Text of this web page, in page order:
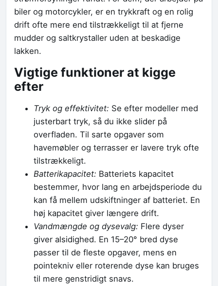
biler og motorcykler, er en trykkraft og en rolig
drift ofte mere end tilstrækkeligt til at fjerne
mudder og saltkrystaller uden at beskadige
lakken.
Vigtige funktioner at kigge
efter
Tryk og effektivitet: Se efter modeller med
justerbart tryk, så du ikke slider på
overfladen. Til sarte opgaver som
havemøbler og terrasser er lavere tryk ofte
tilstrækkeligt.
Batterikapacitet: Batteriets kapacitet
bestemmer, hvor lang en arbejdsperiode du
kan få mellem udskiftninger af batteriet. En
høj kapacitet giver længere drift.
Vandmængde og dysevalg: Flere dyser
giver alsidighed. En 15–20° bred dyse
passer til de fleste opgaver, mens en
pointekniv eller roterende dyse kan bruges
til mere genstridigt snavs.